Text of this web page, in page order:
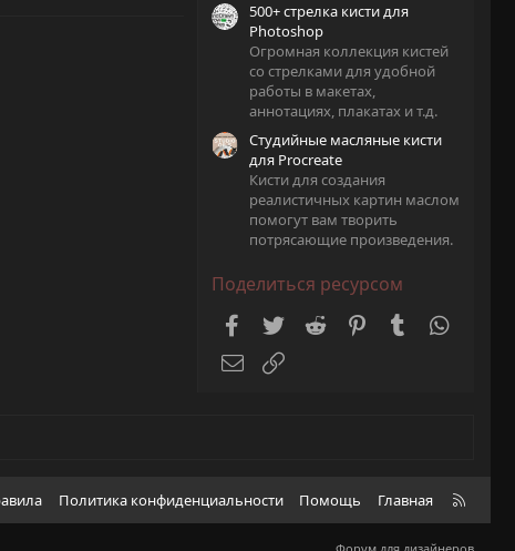
500+ стрелка кисти для
Photoshop
Огромная коллекция кистей
со стрелками для удобной
работы в макетах,
аннотациях, плакатах и т.д.
Студийные масляные кисти
для Procreate
Кисти для создания
реалистичных картин маслом
помогут вам творить
потрясающие произведения.
Поделиться ресурсом
Facebook
Twitter Reddit PinterestTumblr
Электронная почта
Политика конфиденциальности Помощь Главная
R
S